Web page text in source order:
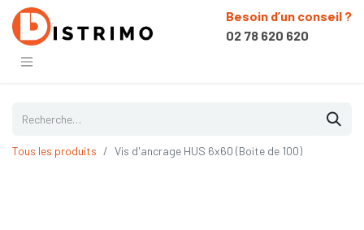
Besoin d’un conseil ?
02 78 620 620
Tous les produits Vis d'ancrage HUS 6x60 (Boite de 100)